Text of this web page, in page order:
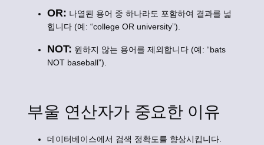
OR: 나열된 용어 중 하나라도 포함하여 결과를 넓
힙니다 (예: “college OR university”).
NOT: 원하지 않는 용어를 제외합니다 (예: “bats
NOT baseball”).
부울 연산자가 중요한 이유
데이터베이스에서 검색 정확도를 향상시킵니다.